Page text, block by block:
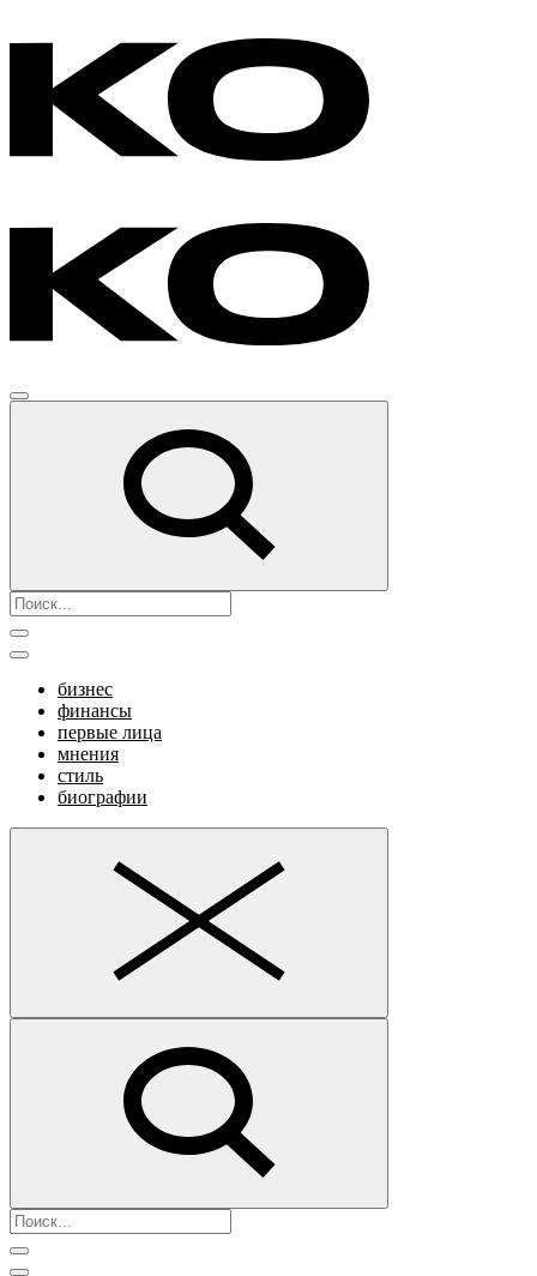
бизнес
финансы
первые лица
мнения
стиль
биографии